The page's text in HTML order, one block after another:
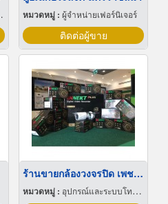
หมวดหมู่ : ผู้จำหน่ายเฟอร์นิเจอร์
ติดต่อผู้ขาย
ร้านขายกล้องวงจรปิด เพชรบูรณ์
หมวดหมู่ : อุปกรณ์และระบบโทรทัศน์วงจรปิด